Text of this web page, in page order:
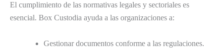
El cumplimiento de las normativas legales y sectoriales es
esencial. Box Custodia ayuda a las organizaciones a:
Gestionar documentos conforme a las regulaciones.